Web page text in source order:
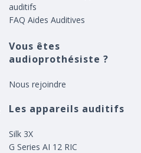
auditifs
FAQ Aides Auditives
Vous êtes
audioprothésiste ?
Nous rejoindre
Les appareils auditifs
Silk 3X
G Series AI 12 RIC